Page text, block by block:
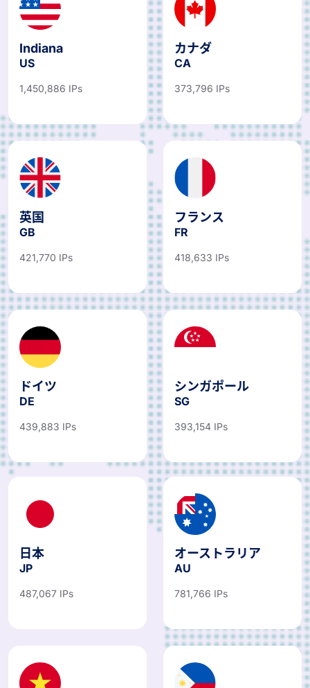
Indiana
US
1,450,886 IPs
カナダ
CA
373,796 IPs
英国
GB
421,770 IPs
フランス
FR
418,633 IPs
ドイツ
DE
439,883 IPs
シンガポール
SG
393,154 IPs
日本
JP
487,067 IPs
オーストラリア
AU
781,766 IPs